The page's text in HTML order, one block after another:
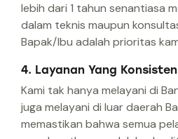
lebih dari 1 tahun senantiasa
dalam teknis maupun
Bapak/Ibu adalah prioritas
4. Layanan Yang Konsisten
Kami tak hanya melayani di
juga melayani di luar daerah
memastikan bahwa semua